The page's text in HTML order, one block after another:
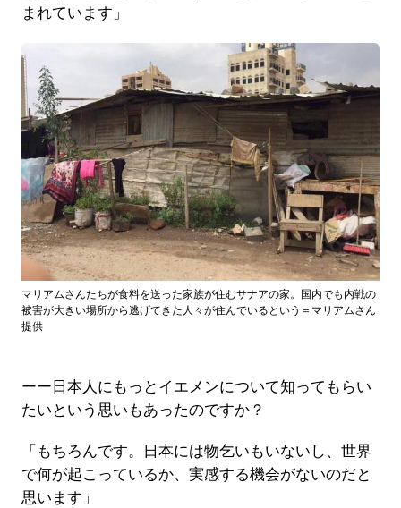
まれています」
マリアムさんたちが食料を送った家族が住むサナアの家。国内でも内戦の
被害が大きい場所から逃げてきた人々が住んでいるという＝マリアムさん
提供
ーー日本人にもっとイエメンについて知ってもらい
たいという思いもあったのですか？
「もちろんです。日本には物乞いもいないし、世界
で何が起こっているか、実感する機会がないのだと
思います」